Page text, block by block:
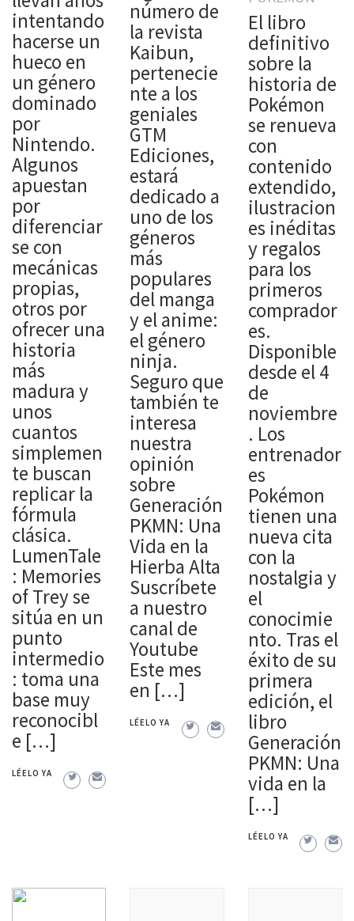
intentando
hacerse un
hueco en
un género
dominado
por
Nintendo.
Algunos
apuestan
por
diferenciar
se con
mecánicas
propias,
otros por
ofrecer una
historia
más
madura y
unos
cuantos
simplemen
te buscan
replicar la
fórmula
clásica.
LumenTale
: Memories
of Trey se
sitúa en un
punto
intermedio
: toma una
base muy
reconocibl
e […]
LÉELO YA
número de
la revista
Kaibun,
pertenecie
nte a los
geniales
GTM
Ediciones,
estará
dedicado a
uno de los
géneros
más
populares
del manga
y el anime:
el género
ninja.
Seguro que
también te
interesa
nuestra
opinión
sobre
Generación
PKMN: Una
Vida en la
Hierba Alta
Suscríbete
a nuestro
canal de
Youtube
Este mes
en […]
LÉELO YA
El libro
definitivo
sobre la
historia de
Pokémon
se renueva
con
contenido
extendido,
ilustracion
es inéditas
y regalos
para los
primeros
comprador
es.
Disponible
desde el 4
de
noviembre
. Los
entrenador
es
Pokémon
tienen una
nueva cita
con la
nostalgia y
el
conocimie
nto. Tras el
éxito de su
primera
edición, el
libro
Generación
PKMN: Una
vida en la
[…]
LÉELO YA